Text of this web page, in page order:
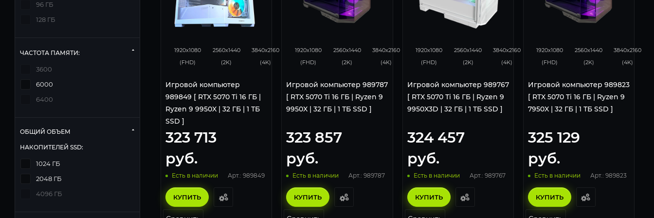
1920x1080
(FHD)
2560x1440
(2K)
3840x2160
(4K)
Игровой компьютер
989849 [ RTX 5070 Ti 16 ГБ |
Ryzen 9 9950X | 32 ГБ | 1 ТБ
SSD ]
323 713
руб.
Есть в наличии Арт.: 989849
КУПИТЬ
1920x1080
(FHD)
2560x1440
(2K)
3840x2160
(4K)
Игровой компьютер 989787
[ RTX 5070 Ti 16 ГБ | Ryzen 9
9950X | 32 ГБ | 1 ТБ SSD ]
323 857
руб.
Есть в наличии Арт.: 989787
КУПИТЬ
1920x1080
(FHD)
2560x1440
(2K)
3840x2160
(4K)
Игровой компьютер 989767
[ RTX 5070 Ti 16 ГБ | Ryzen 9
9950X3D | 32 ГБ | 1 ТБ SSD ]
324 457
руб.
Есть в наличии Арт.: 989767
КУПИТЬ
1920x1080
(FHD)
2560x1440
(2K)
3840x2160
(4K)
Игровой компьютер 989823
[ RTX 5070 Ti 16 ГБ | Ryzen 9
7950X | 32 ГБ | 1 ТБ SSD ]
325 129
руб.
Есть в наличии Арт.: 989823
КУПИТЬ
96 ГБ
128 ГБ
ЧАСТОТА ПАМЯТИ:
3600
6000
6400
ОБЩИЙ ОБЪЕМ
НАКОПИТЕЛЕЙ SSD:
1024 ГБ
2048 ГБ
4096 ГБ